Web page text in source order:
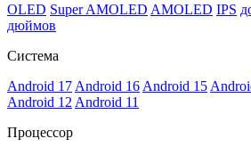
OLED Super AMOLED AMOLED IPS
дюймов
Система
Android 17 Android 16 Android 15
Android 12 Android 11
Процессор